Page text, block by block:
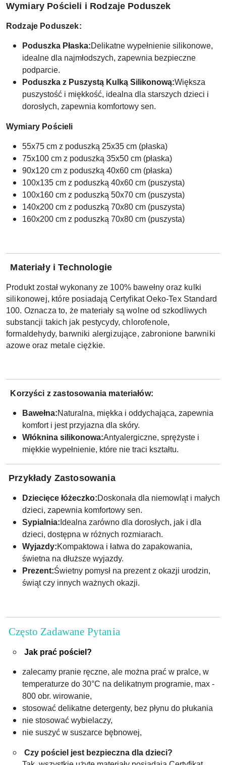
Wymiary Pościeli i Rodzaje Poduszek
Rodzaje Poduszek:
Poduszka Płaska:Delikatne wypełnienie silikonowe,
idealne dla najmłodszych, zapewnia bezpieczne
podparcie.
Poduszka z Puszystą Kulką Silikonową:Większa
puszystość i miękkość, idealna dla starszych dzieci i
dorosłych, zapewnia komfortowy sen.
Wymiary Pościeli
55x75 cm z poduszką 25x35 cm (płaska)
75x100 cm z poduszką 35x50 cm (płaska)
90x120 cm z poduszką 40x60 cm (płaska)
100x135 cm z poduszką 40x60 cm (puszysta)
100x160 cm z poduszką 50x70 cm (puszysta)
140x200 cm z poduszką 70x80 cm (puszysta)
160x200 cm z poduszką 70x80 cm (puszysta)
Materiały i Technologie
Produkt został wykonany ze 100% bawełny oraz kulki
silikonowej, które posiadają Certyfikat Oeko-Tex Standard
100. Oznacza to, że materiały są wolne od szkodliwych
substancji takich jak pestycydy, chlorofenole,
formaldehydy, barwniki alergizujące, zabronione barwniki
azowe oraz metale ciężkie.
Korzyści z zastosowania materiałów:
Bawełna:Naturalna, miękka i oddychająca, zapewnia
komfort i jest przyjazna dla skóry.
Włóknina silikonowa:Antyalergiczne, sprężyste i
miękkie wypełnienie, które nie traci kształtu.
Przykłady Zastosowania
Dziecięce łóżeczko:Doskonała dla niemowląt i małych
dzieci, zapewnia komfortowy sen.
Sypialnia: Idealna zarówno dla dorosłych, jak i dla
dzieci, dostępna w różnych rozmiarach.
Wyjazdy:Kompaktowa i łatwa do zapakowania,
świetna na dłuższe wyjazdy.
Prezent:Świetny pomysł na prezent z okazji urodzin,
świąt czy innych ważnych okazji.
Często Zadawane Pytania
Jak prać pościel?
zalecamy pranie ręczne, ale można prać w pralce, w
temperaturze do 30°C na delikatnym programie, max -
800 obr. wirowanie,
stosować delikatne detergenty, bez płynu do płukania
nie stosować wybielaczy,
nie suszyć w suszarce bębnowej,
Czy pościel jest bezpieczna dla dzieci?